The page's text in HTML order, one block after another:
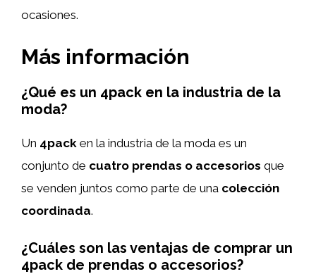
ocasiones.
Más información
¿Qué es un 4pack en la industria de la
moda?
Un 4pack en la industria de la moda es un
conjunto de cuatro prendas o accesorios que
se venden juntos como parte de una colección
coordinada.
¿Cuáles son las ventajas de comprar un
4pack de prendas o accesorios?